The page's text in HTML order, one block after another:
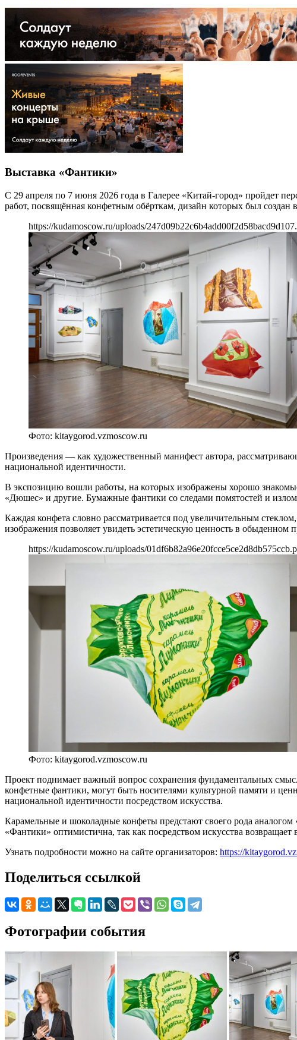
Выставка «Фантики»
С 29 апреля по 7 июня 2026 года в Галерее «Китай-город» пройдет
работ, посвящённая конфетным обёрткам, дизайн которых был создан
https://kudamoscow.ru/uploads/
Фото: kitaygorod.vzmoscow.ru
Произведения — как художественный манифест автора,
национальной идентичности.
В экспозицию вошли работы, на которых изображены хорошо
«Дюшес» и другие. Бумажные фантики со следами помятостей и
Каждая конфета словно рассматривается под увеличительным
изображения позволяет увидеть эстетическую ценность в обыденном
https://kudamoscow.ru/uploads/
Фото: kitaygorod.vzmoscow.ru
Проект поднимает важный вопрос сохранения фундаментальных
конфетные фантики, могут быть носителями культурной памяти и
национальной идентичности посредством искусства.
Карамельные и шоколадные конфеты предстают своего рода
«Фантики» оптимистична, так как посредством искусства
Узнать подробности можно на сайте организаторов: https://
Поделиться ссылкой
Фотографии события